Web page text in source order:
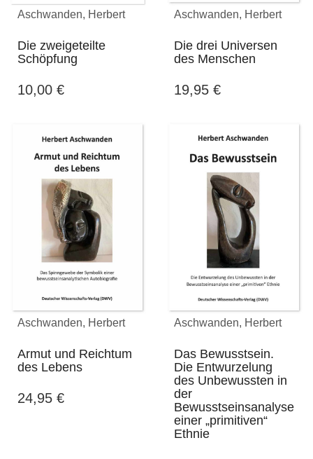
Aschwanden, Herbert
Die zweigeteilte
Schöpfung
10,00 €
Aschwanden, Herbert
Die drei Universen
des Menschen
19,95 €
Aschwanden, Herbert
Armut und Reichtum
des Lebens
24,95 €
Aschwanden, Herbert
Das Bewusstsein.
Die Entwurzelung
des Unbewussten in
der
Bewusstseinsanalyse
einer „primitiven“
Ethnie